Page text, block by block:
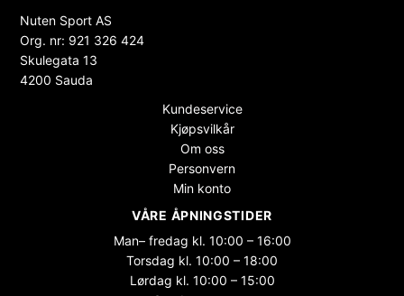
Nuten Sport AS
Org. nr: 921 326 424
Skulegata 13
4200 Sauda
Kundeservice
Kjøpsvilkår
Om oss
Personvern
Min konto
VÅRE ÅPNINGSTIDER
Man– fredag kl. 10:00 – 16:00
Torsdag kl. 10:00 – 18:00
Lørdag kl. 10:00 – 15:00